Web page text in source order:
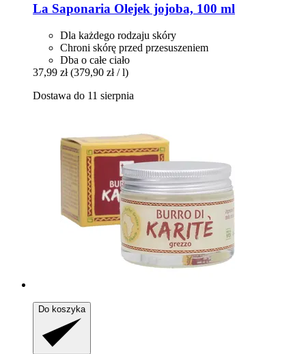
La Saponaria Olejek jojoba, 100 ml
Dla każdego rodzaju skóry
Chroni skórę przed przesuszeniem
Dba o całe ciało
37,99 zł (379,90 zł / l)
Dostawa do 11 sierpnia
Do koszyka